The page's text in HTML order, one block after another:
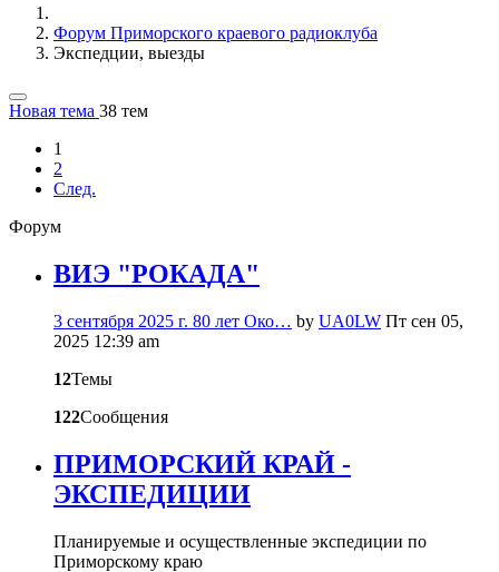
Форум Приморского краевого радиоклуба
Экспедции, выезды
Новая тема 38 тем
1
2
След.
Форум
ВИЭ "РОКАДА"
3 сентября 2025 г. 80 лет Око… by UA0LW Пт сен 05,
2025 12:39 am
12Темы
122Сообщения
ПРИМОРСКИЙ КРАЙ -
ЭКСПЕДИЦИИ
Планируемые и осуществленные экспедиции по
Приморскому краю